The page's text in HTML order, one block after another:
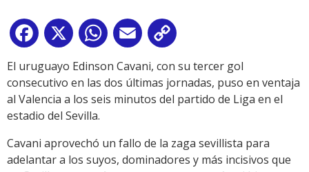
Facebook
X WhatsApp
Email
Link
El uruguayo Edinson Cavani, con su tercer gol
consecutivo en las dos últimas jornadas, puso en ventaja
al Valencia a los seis minutos del partido de Liga en el
estadio del Sevilla.
Cavani aprovechó un fallo de la zaga sevillista para
adelantar a los suyos, dominadores y más incisivos que